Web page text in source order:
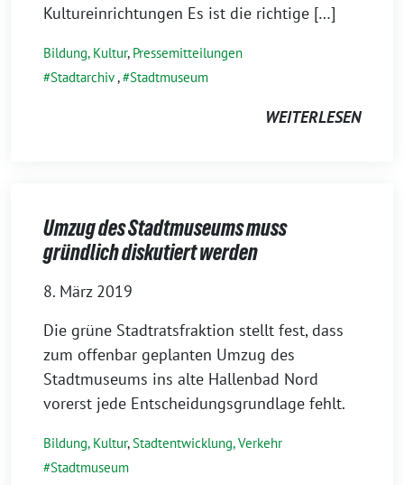
Kultureinrichtungen Es ist die richtige […]
Bildung, Kultur, Pressemitteilungen
Stadtarchiv, Stadtmuseum
WEITERLESEN
Umzug des Stadtmuseums muss
gründlich diskutiert werden
8. März 2019
Die grüne Stadtratsfraktion stellt fest, dass
zum offenbar geplanten Umzug des
Stadtmuseums ins alte Hallenbad Nord
vorerst jede Entscheidungsgrundlage fehlt.
Bildung, Kultur,Stadtentwicklung, Verkehr
Stadtmuseum